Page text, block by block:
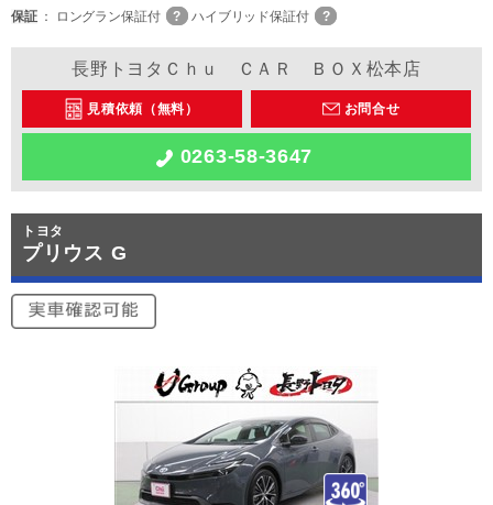
保証 ロングラン保証付 ハイブリッド保証付
長野トヨタＣｈｕ ＣＡＲ ＢＯＸ松本店
見積依頼（無料） お問合せ
0263-58-3647
トヨタ
プリウス G